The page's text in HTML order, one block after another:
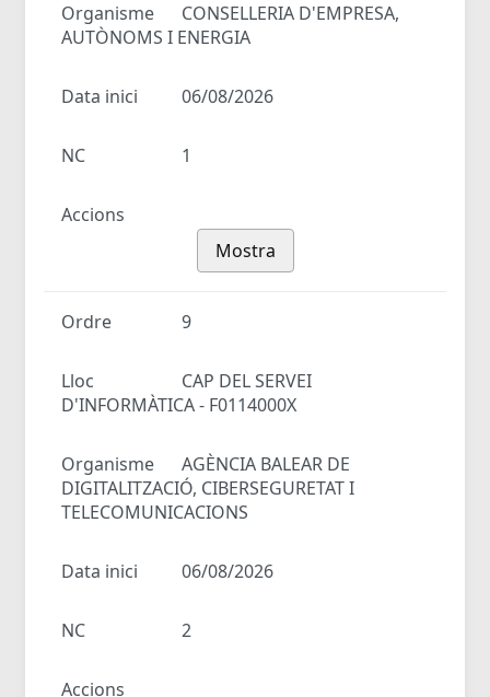
Organisme
CONSELLERIA D'EMPRESA,
AUTÒNOMS I ENERGIA
Data inici 06/08/2026
NC 1
Accions
Mostra
Ordre 9
Lloc
CAP DEL SERVEI
D'INFORMÀTICA - F0114000X
Organisme
AGÈNCIA BALEAR DE
DIGITALITZACIÓ, CIBERSEGURETAT I
TELECOMUNICACIONS
Data inici 06/08/2026
NC 2
Accions